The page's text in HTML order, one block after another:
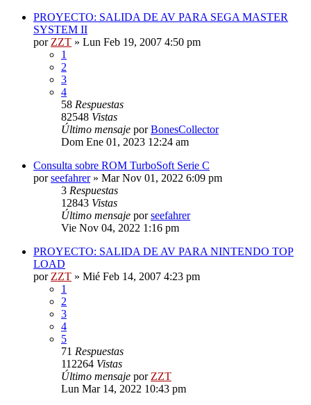
PROYECTO: SALIDA DE AV PARA SEGA MASTER
SYSTEM II
por ZZT » Lun Feb 19, 2007 4:50 pm
1
2
3
4
58 Respuestas
82548 Vistas
Último mensaje porBonesCollector
Dom Ene 01, 2023 12:24 am
Consulta sobre ROM TurboSoft Serie C
porseefahrer» Mar Nov 01, 2022 6:09 pm
3 Respuestas
12843 Vistas
Último mensaje porseefahrer
Vie Nov 04, 2022 1:16 pm
PROYECTO: SALIDA DE AV PARA NINTENDO TOP
LOAD
por ZZT » Mié Feb 14, 2007 4:23 pm
1
2
3
4
5
71 Respuestas
112264 Vistas
Último mensaje por ZZT
Lun Mar 14, 2022 10:43 pm